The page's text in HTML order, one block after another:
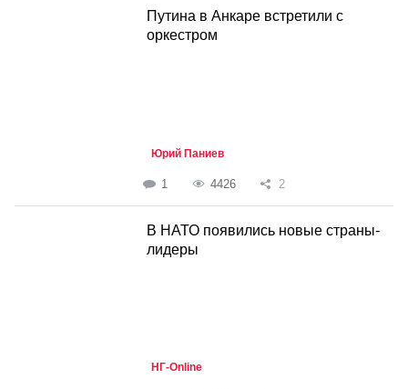
Путина в Анкаре встретили с
оркестром
Юрий Паниев
1 4426 2
В НАТО появились новые страны-
лидеры
НГ-Online